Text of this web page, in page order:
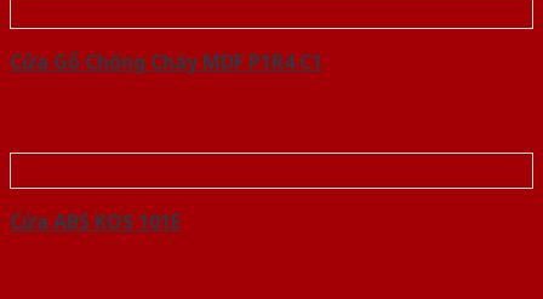
Cửa Gỗ Chống Cháy MDF P1R4 C1
Cửa ABS KOS 101E